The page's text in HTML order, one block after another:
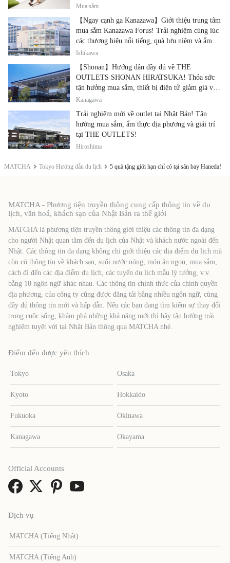
MATCHA Tokyo Hướng dẫn du lịch 5 quà tặng giới hạn chỉ có tại sân bay Haneda!
đình.
Mua sắm
【Ngay cạnh ga Kanazawa】Giới thiệu trung tâm
mua sắm Kanazawa Forus! Trải nghiệm cùng lúc
các thương hiệu nổi tiếng, quà lưu niệm và ẩm
thực địa phương
Ishikawa
【Shonan】Hướng dẫn đầy đủ về THE
OUTLETS SHONAN HIRATSUKA! Thỏa sức
tận hưởng mua sắm, thiết bị điện tử giảm giá và
ẩm thực địa phương tại cùng một địa điểm!
Kanagawa
Trải nghiệm mới về outlet tại Nhật Bản! Tận
hưởng mua sắm, ẩm thực địa phương và giải trí
tại THE OUTLETS!
Hiroshima
MATCHA - Phương tiện truyền thông cung cấp thông tin về du
lịch, văn hoá, khách sạn của Nhật Bản ra thế giới
MATCHA là phương tiện truyền thông giới thiệu các thông tin đa dạng
cho người Nhật quan tâm đến du lịch của Nhật và khách nước ngoài đến
Nhật. Các thông tin đa dạng không chỉ giới thiệu các địa điểm du lịch mà
còn có thông tin về khách sạn, suối nước nóng, món ăn ngon, mua sắm,
cách đi đến các địa điểm du lịch, các tuyến du lịch mẫu lý tưởng, v.v.
bằng 10 ngôn ngữ khác nhau. Các thông tin chính thức của chính quyền
địa phương, của công ty cũng được đăng tải bằng nhiều ngôn ngữ, cùng
đầy đủ thông tin mới và hấp dẫn. Nếu các bạn đang tìm kiếm sự thay đổi
trong cuộc sống, khám phá những khả năng mới thì hãy tận hưởng trải
nghiệm tuyệt vời tại Nhật Bản thông qua MATCHA nhé.
Điểm đến được yêu thích
Tokyo Osaka
Kyoto Hokkaido
Fukuoka Okinawa
Kanagawa Okayama
Dịch vụ
MATCHA (Tiếng Nhật)
MATCHA (Tiếng Anh)
Official Accounts